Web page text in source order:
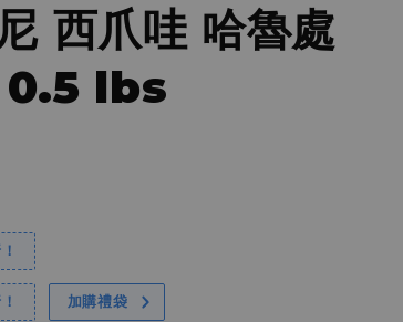
西爪哇 哈魯處
0.5 lbs
加購禮袋